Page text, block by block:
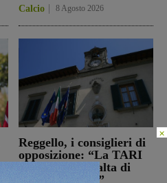
Calcio 8 Agosto 2026
Reggello, i consiglieri di
opposizione: “La TARI
2026 resta più alta di
quella del 2022”
×